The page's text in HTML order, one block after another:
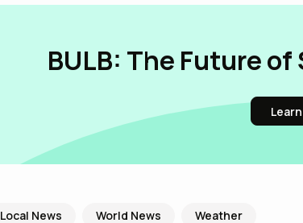
BULB: The Future
Local News World News Weather